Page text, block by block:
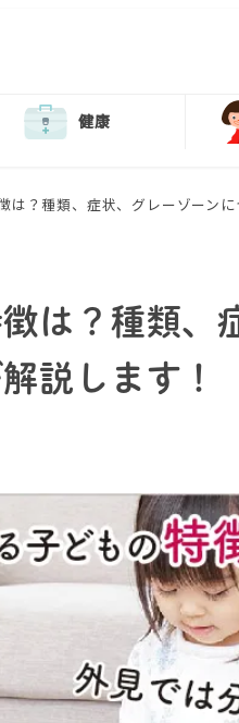
健康
は？種類、症状、グレーゾーン
は？種類、
説します！